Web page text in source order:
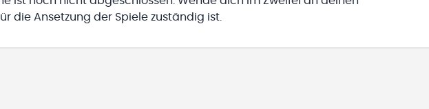
die Ansetzung der Spiele zuständig ist.